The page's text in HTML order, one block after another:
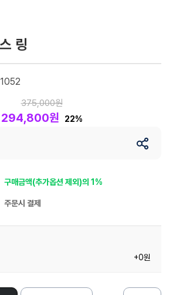
링
375,000원
294,800원 22%
구매금액(추가옵션 제외)의 1%
주문시 결제
+0원